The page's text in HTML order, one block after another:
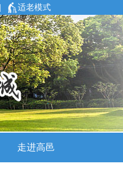
适老模式